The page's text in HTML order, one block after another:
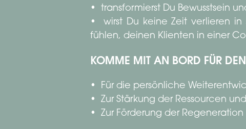
• transformierst Du Bewusstsein
• wirst Du keine Zeit verlieren in
fühlen, deinen Klienten in einer
KOMME MIT AN BORD FÜR DEN
• Für die persönliche
• Zur Stärkung der Ressourcen
• Zur Förderung der Regeneration